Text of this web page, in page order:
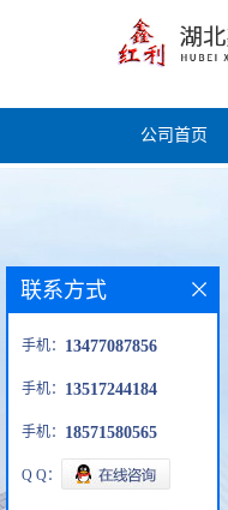
公司首页
联系方式
手机： 13477087856
手机： 13517244184
手机： 18571580565
Q Q：